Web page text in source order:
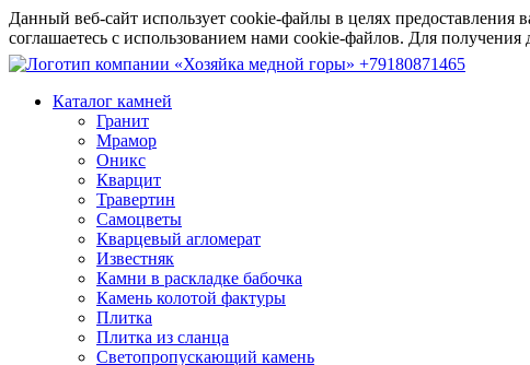
Данный веб-сайт использует cookie-файлы в целях
соглашаетесь с использованием нами cookie-файлов. Для
+79180871465
Каталог камней
Гранит
Мрамор
Оникс
Кварцит
Травертин
Самоцветы
Кварцевый агломерат
Известняк
Камни в раскладке бабочка
Камень колотой фактуры
Плитка
Плитка из сланца
Светопропускающий камень